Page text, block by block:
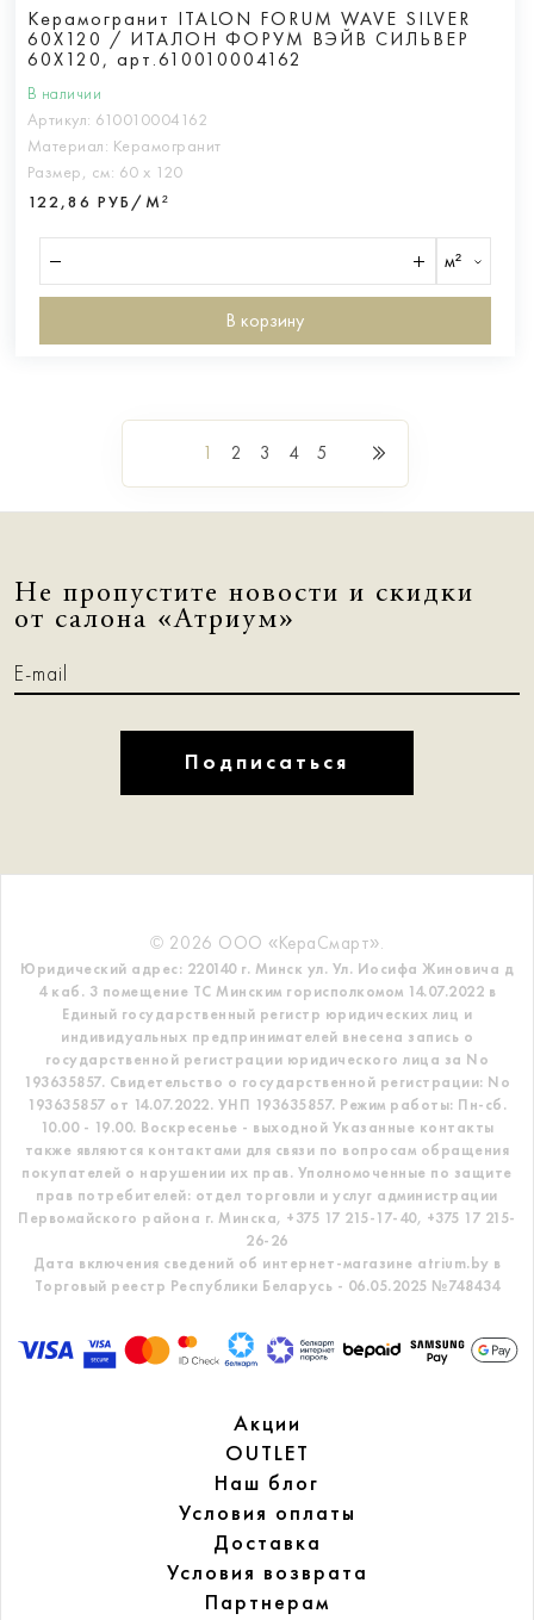
Керамогранит ITALON FORUM WAVE SILVER
60X120 / ИТАЛОН ФОРУМ ВЭЙВ СИЛЬВЕР
60X120, арт.610010004162
В наличии
Артикул: 610010004162
Материал: Керамогранит
Размер, см: 60 х 120
122,86 РУБ/М²
м²
В корзину
1 2 3 4 5
Не пропустите новости и скидки
от салона «Атриум»
Подписаться
© 2026 ООО «КераСмарт».
Юридический адрес: 220140 г. Минск ул. Ул. Иосифа Жиновича д
4 каб. 3 помещение ТС Минским горисполкомом 14.07.2022 в
Единый государственный регистр юридических лиц и
индивидуальных предпринимателей внесена запись о
государственной регистрации юридического лица за No
193635857. Свидетельство о государственной регистрации: No
193635857 от 14.07.2022. УНП 193635857. Режим работы: Пн-сб.
10.00 - 19.00. Воскресенье - выходной Указанные контакты
также являются контактами для связи по вопросам обращения
покупателей о нарушении их прав. Уполномоченные по защите
прав потребителей: отдел торговли и услуг администрации
Первомайского района г. Минска, +375 17 215-17-40, +375 17 215-
26-26
Дата включения сведений об интернет-магазине atrium.by в
Торговый реестр Республики Беларусь - 06.05.2025 №748434
Акции
OUTLET
Наш блог
Условия оплаты
Доставка
Условия возврата
Партнерам